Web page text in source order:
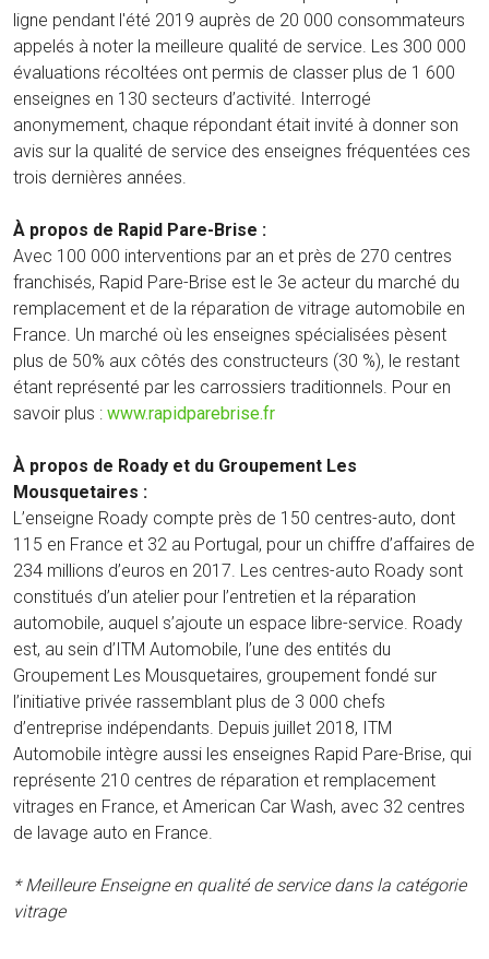
ligne pendant l'été 2019 auprès de 20 000 consommateurs
appelés à noter la meilleure qualité de service. Les 300 000
évaluations récoltées ont permis de classer plus de 1 600
enseignes en 130 secteurs d’activité. Interrogé
anonymement, chaque répondant était invité à donner son
avis sur la qualité de service des enseignes fréquentées ces
trois dernières années.
À propos de Rapid Pare-Brise :
Avec 100 000 interventions par an et près de 270 centres
franchisés, Rapid Pare-Brise est le 3e acteur du marché du
remplacement et de la réparation de vitrage automobile en
France. Un marché où les enseignes spécialisées pèsent
plus de 50% aux côtés des constructeurs (30 %), le restant
étant représenté par les carrossiers traditionnels. Pour en
savoir plus : www.rapidparebrise.fr
À propos de Roady et du Groupement Les
Mousquetaires :
L’enseigne Roady compte près de 150 centres-auto, dont
115 en France et 32 au Portugal, pour un chiffre d’affaires de
234 millions d’euros en 2017. Les centres-auto Roady sont
constitués d’un atelier pour l’entretien et la réparation
automobile, auquel s’ajoute un espace libre-service. Roady
est, au sein d’ITM Automobile, l’une des entités du
Groupement Les Mousquetaires, groupement fondé sur
l’initiative privée rassemblant plus de 3 000 chefs
d’entreprise indépendants. Depuis juillet 2018, ITM
Automobile intègre aussi les enseignes Rapid Pare-Brise, qui
représente 210 centres de réparation et remplacement
vitrages en France, et American Car Wash, avec 32 centres
de lavage auto en France.
* Meilleure Enseigne en qualité de service dans la catégorie
vitrage